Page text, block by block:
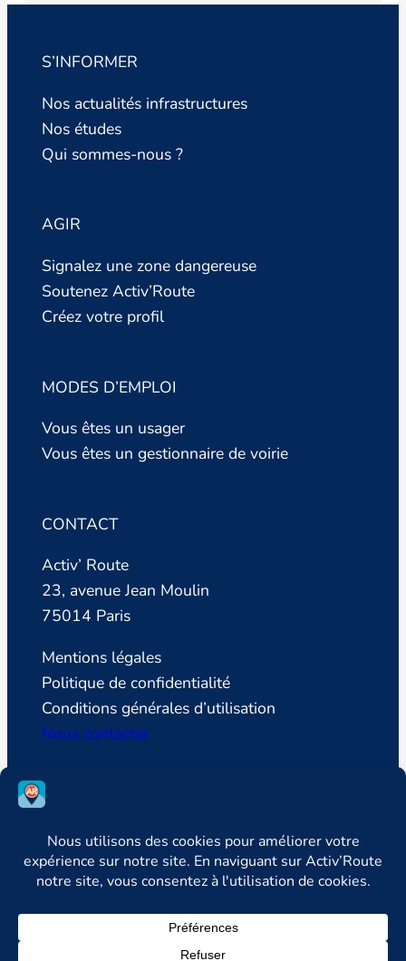
S’INFORMER
Nos actualités infrastructures
Nos études
Qui sommes-nous ?
AGIR
Signalez une zone dangereuse
Soutenez Activ’Route
Créez votre profil
MODES D’EMPLOI
Vous êtes un usager
Vous êtes un gestionnaire de voirie
CONTACT
Activ’ Route
23, avenue Jean Moulin
75014 Paris
Mentions légales
Politique de confidentialité
Conditions générales d’utilisation
Nous contacter
SUIVEZ LA LIGUE DE DEFENSE DES
FacebookInstagram LinkedIn